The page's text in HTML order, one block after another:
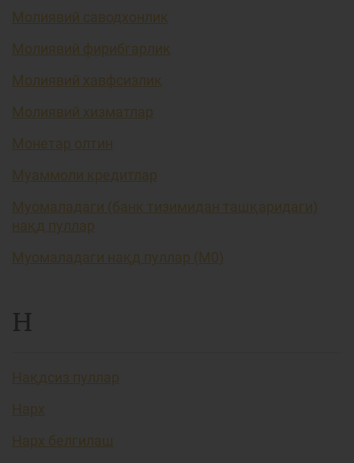
Молиявий саводхонлик
Молиявий фирибгарлик
Молиявий хавфсизлик
Молиявий хизматлар
Монетар олтин
Муаммоли кредитлар
Муомаладаги (банк тизимидан ташқаридаги)
нақд пуллар
Муомаладаги нақд пуллар (М0)
Н
Нақдсиз пуллар
Нарх
Нарх белгилаш